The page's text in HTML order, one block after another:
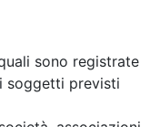
sono registrate
soggetti previsti